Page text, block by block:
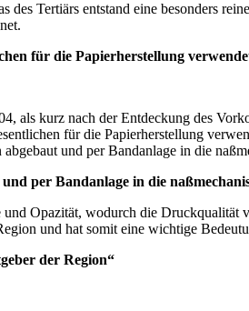
Tertiärs entstand eine besonders
für die Papierherstellung
als kurz nach der Entdeckung des
für die Papierherstellung
und per Bandanlage in die
per Bandanlage in die
Opazität, wodurch die
und hat somit eine wichtige
der Region“